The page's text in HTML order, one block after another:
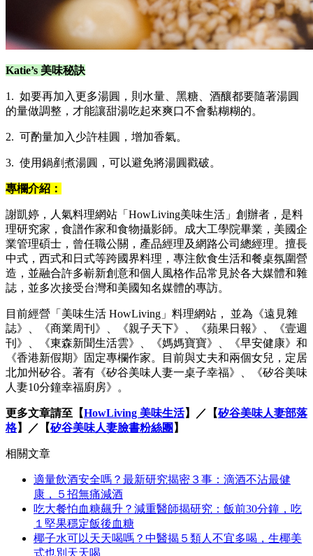
Katie’s 美味秘訣
1. 如要再加入更多湯圓，則水量、黑糖、酒釀都要隨著湯圓
的量做調整，才能讓甜湯吃起來爽口不會黏糊糊的。
2. 可酌量加入少許桂圓，增加香氣。
3. 使用鍋剷煮湯圓，可以避免將湯圓戳破。
專欄介紹：
謝凱婷，人氣料理網站「HowLiving美味生活」創辦者，是料
理研究家，食譜作家和食物攝影師。成大工學院畢業，美國企
業管理碩士，曾任職公關，產品經理及網路公司總經理。擅長
中式，西式和日式等跨國界料理，專注飲食生活和餐桌氛圍營
造，並融合許多嶄新創意和個人風格作品常見於各大媒體和雜
誌，並多次接受台灣和美國知名媒體的專訪。
目前經營「美味生活 HowLiving」料理網站， 並為《遠見雜
誌》、《商業周刊》、《親子天下》、《蘋果日報》、《壹週
刊》、《東森新聞生活雲》、《媽媽寶寶》、《早安健康》和
《香港新假期》固定專欄作家。目前與丈夫和兩個女兒，定居
北加州矽谷。著有《矽谷美味人妻一桌子幸福》、《矽谷美味
人妻10分鐘幸福廚房》。
更多文章請至【HowLiving 美味生活】／【矽谷美味人妻部落
格】／【矽谷美味人妻臉書粉絲團 】
相關文章
適量飲酒安全嗎？最新研究揭密３事：滴酒不沾最健
康，５招無痛減酒
吃大餐怕血糖飆升？減重醫師揭研究：飯前30分鐘，吃
１堅果穩定飯後血糖
椰子水可以天天喝嗎？中醫揭５類人不宜多喝，生椰美
式也別天天喝